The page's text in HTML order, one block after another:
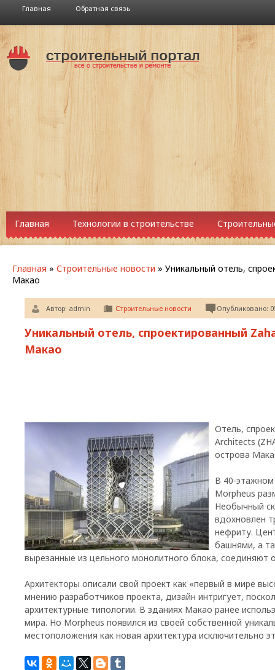
Главная Обратная связь
Главная Технологии в строительстве
Главная » Строительные новости » Уникальный отель,
Макао
Автор: admin Строительные новости Опубликовано:
Уникальный отель, спроектированный
Макао
Отель,
Architects
острова
В 40-
Morpheus
Необычный
вдохновлен
нефриту.
башнями, а
вырезанные из цельного монолитного блока, соединяют
Архитекторы описали свой проект как «первый в мире
мнению разработчиков проекта, дизайн интригует,
архитектурные типологии. В зданиях Макао ранее
мира. Но Morpheus появился из своей собственной
местоположения как новая архитектура исключительно